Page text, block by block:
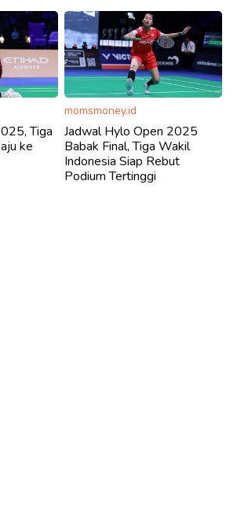
Tiga
ke
momsmoney.id
Jadwal Hylo Open 2025
Babak Final, Tiga Wakil
Indonesia Siap Rebut
Podium Tertinggi